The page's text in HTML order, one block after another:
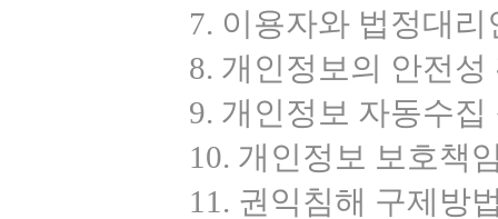
7. 이용자와 법정대
8. 개인정보의 안전성
9. 개인정보 자동수
10. 개인정보 보호책
11. 권익침해 구제방